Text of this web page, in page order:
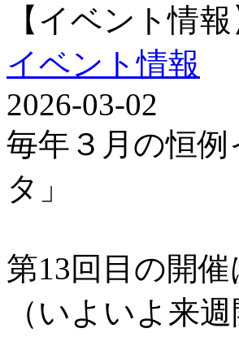
【イベント情
イベント情報
2026-03-02
毎年３月の恒
タ」
第13回目の開催
（いよいよ来週